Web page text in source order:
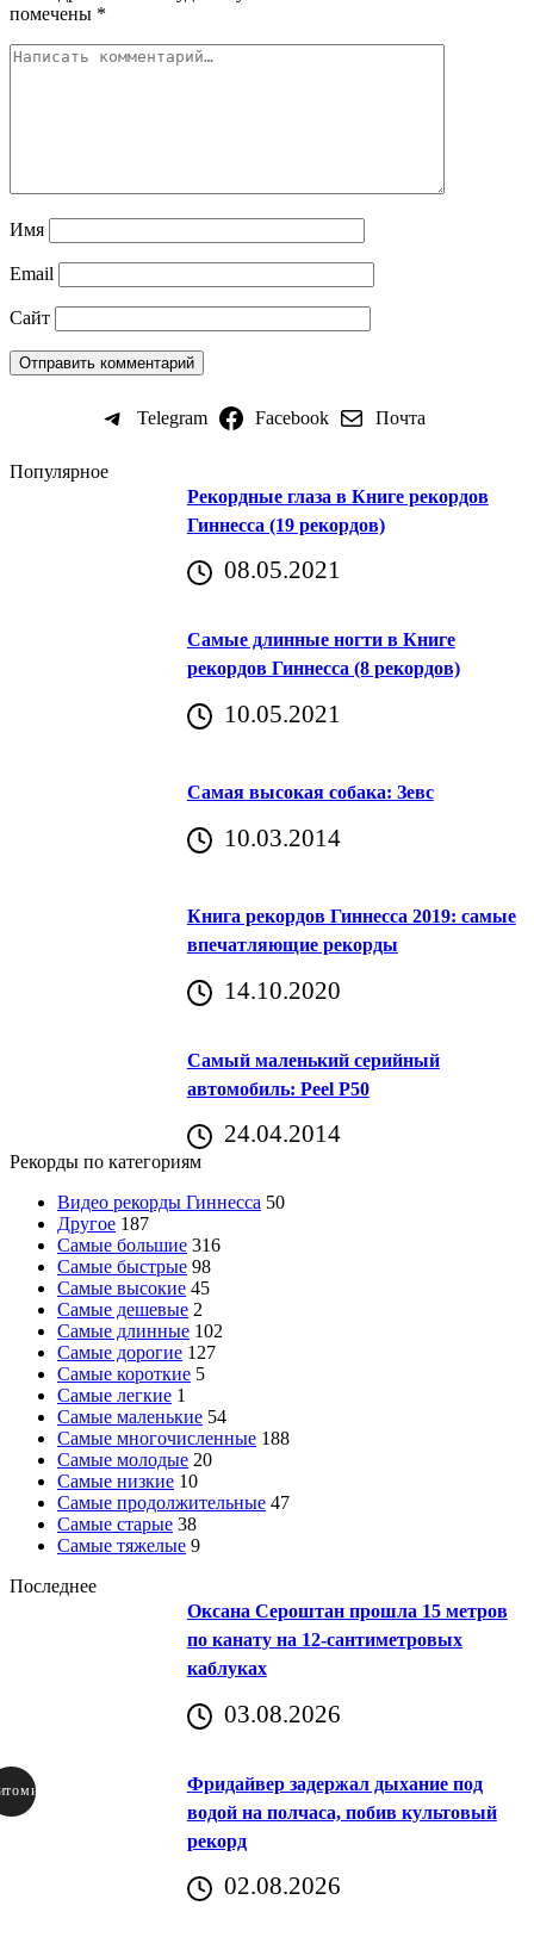
помечены *
Имя
Email
Сайт
Telegram Facebook Почта
Популярное
Рекордные глаза в Книге рекордов
Гиннесса (19 рекордов)
08.05.2021
Самые длинные ногти в Книге
рекордов Гиннесса (8 рекордов)
10.05.2021
Самая высокая собака: Зевс
10.03.2014
Книга рекордов Гиннесса 2019: самые
впечатляющие рекорды
14.10.2020
Самый маленький серийный
автомобиль: Peel P50
24.04.2014
Рекорды по категориям
Видео рекорды Гиннесса 50
Другое 187
Самые большие 316
Самые быстрые 98
Самые высокие 45
Самые дешевые 2
Самые длинные 102
Самые дорогие 127
Самые короткие 5
Самые легкие 1
Самые маленькие 54
Самые многочисленные 188
Самые молодые 20
Самые низкие 10
Самые продолжительные 47
Самые старые 38
Самые тяжелые 9
Последнее
Оксана Сероштан прошла 15 метров
по канату на 12-сантиметровых
каблуках
03.08.2026
Фридайвер задержал дыхание под
водой на полчаса, побив культовый
рекорд
02.08.2026